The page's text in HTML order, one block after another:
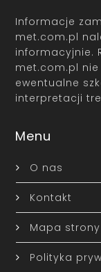
Informacje
met.com.pl
informacyjnie.
met.com.pl
ewentualne
interpretacji
Menu
O nas
Kontakt
Mapa strony
Polityka